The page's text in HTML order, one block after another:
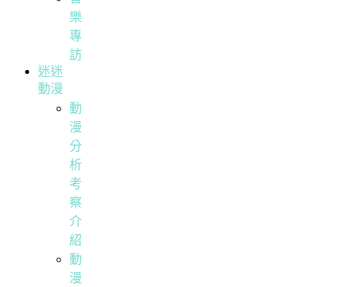
樂
專
訪
迷迷
動漫
動
漫
分
析
考
察
介
紹
動
漫